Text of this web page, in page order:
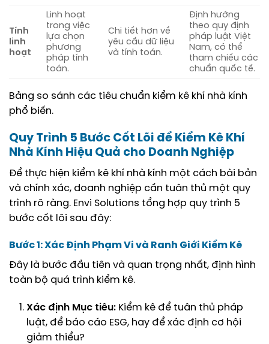
Tính
linh
hoạt
Linh hoạt
trong việc
lựa chọn
phương
pháp tính
toán.
Chi tiết hơn về
yêu cầu dữ liệu
và tính toán.
Định hướng
theo quy định
pháp luật Việt
Nam, có thể
tham chiếu các
chuẩn quốc tế.
Bảng so sánh các tiêu chuẩn kiểm kê khí nhà kính
phổ biến.
Quy Trình 5 Bước Cốt Lõi để Kiểm Kê Khí
Nhà Kính Hiệu Quả cho Doanh Nghiệp
Để thực hiện kiểm kê khí nhà kính một cách bài bản
và chính xác, doanh nghiệp cần tuân thủ một quy
trình rõ ràng. Envi Solutions tổng hợp quy trình 5
bước cốt lõi sau đây:
Bước 1: Xác Định Phạm Vi và Ranh Giới Kiểm Kê
Đây là bước đầu tiên và quan trọng nhất, định hình
toàn bộ quá trình kiểm kê.
Xác định Mục tiêu:Kiểm kê để tuân thủ pháp
luật, để báo cáo ESG, hay để xác định cơ hội
giảm thiểu?